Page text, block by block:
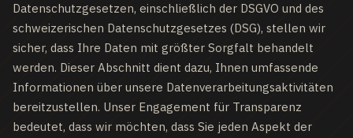
Datenschutzgesetzen, einschließlich der DSGVO und des
schweizerischen Datenschutzgesetzes (DSG), stellen wir
sicher, dass Ihre Daten mit größter Sorgfalt behandelt
werden. Dieser Abschnitt dient dazu, Ihnen umfassende
Informationen über unsere Datenverarbeitungsaktivitäten
bereitzustellen. Unser Engagement für Transparenz
bedeutet, dass wir möchten, dass Sie jeden Aspekt der